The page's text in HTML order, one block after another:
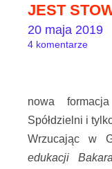
JEST
4 komentarze
nowa
Spółdzielni i
Wrzucając w
edukacji
20 maja 2019